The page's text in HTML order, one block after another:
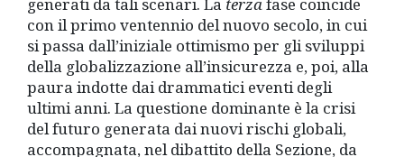
con il primo ventennio del nuovo secolo, in cui
si passa dall’iniziale ottimismo per gli sviluppi
della globalizzazione all’insicurezza e, poi, alla
paura indotte dai drammatici eventi degli
ultimi anni. La questione dominante è la crisi
del futuro generata dai nuovi rischi globali,
accompagnata, nel dibattito della Sezione, da